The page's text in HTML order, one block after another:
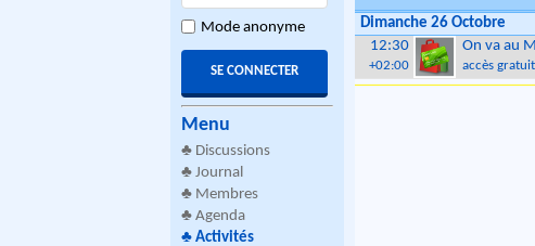
Mode anonyme
Menu
♣ Discussions
♣ Journal
♣ Membres
♣ Agenda
♣ Activités
Dimanche 26 Octobre
12:30
+02:00
On va au
accès